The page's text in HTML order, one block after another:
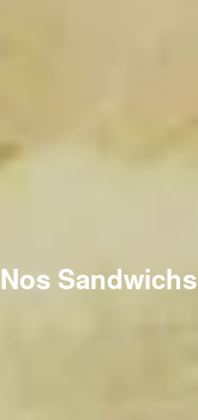
Nos Sandwichs